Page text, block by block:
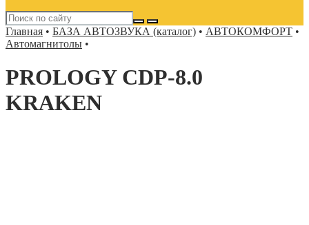
Главная • БАЗА АВТОЗВУКА (каталог) • АВТОКОМФОРТ •
Автомагнитолы •
PROLOGY CDP-8.0
KRAKEN